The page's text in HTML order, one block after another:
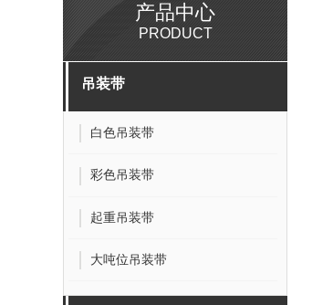
产品中心
PRODUCT
吊装带
白色吊装带
彩色吊装带
起重吊装带
大吨位吊装带